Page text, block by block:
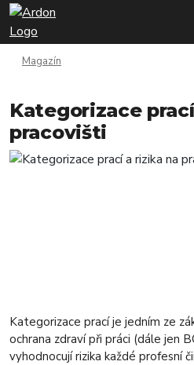
Magazín
Kategorizace
pracovišti
Kategorizace prací je jedním ze
ochrana zdraví při práci (dále jen
vyhodnocují rizika každé profesní